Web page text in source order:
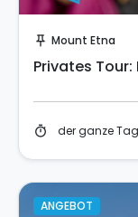
push_pin Mount Etna
Privates
timer der ganze Tag
ANGEBOT